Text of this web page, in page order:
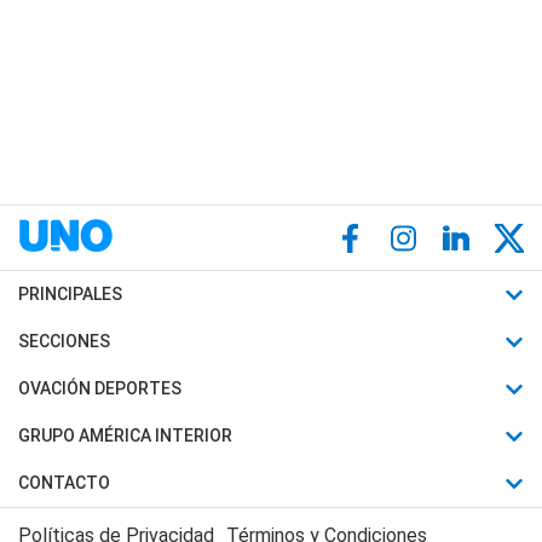
PRINCIPALES
Últimas Noticias
Política
Judiciales
Economia
SECCIONES
Horóscopo
Motores
Trucos caseros
OVACIÓN DEPORTES
Fútbol
Mundial
Automovilismo
GRUPO AMÉRICA INTERIOR
Canal 7 en Vivo
CONTACTO
Acerca de Nosotros
Políticas de Privacidad Términos y Condiciones